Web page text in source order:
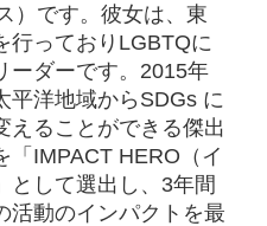
）です。彼女は、東
行っておりLGBTQに
ーダーです。2015年
平洋地域からSDGs に
えることができる傑出
「IMPACT HERO（イ
として選出し、3年間
活動のインパクトを最